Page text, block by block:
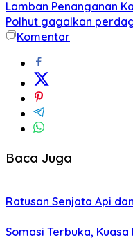
Lamban Penanganan
Polhut gagalkan
Komentar
Baca Juga
Ratusan Senjata Api
Somasi Terbuka, Kuasa